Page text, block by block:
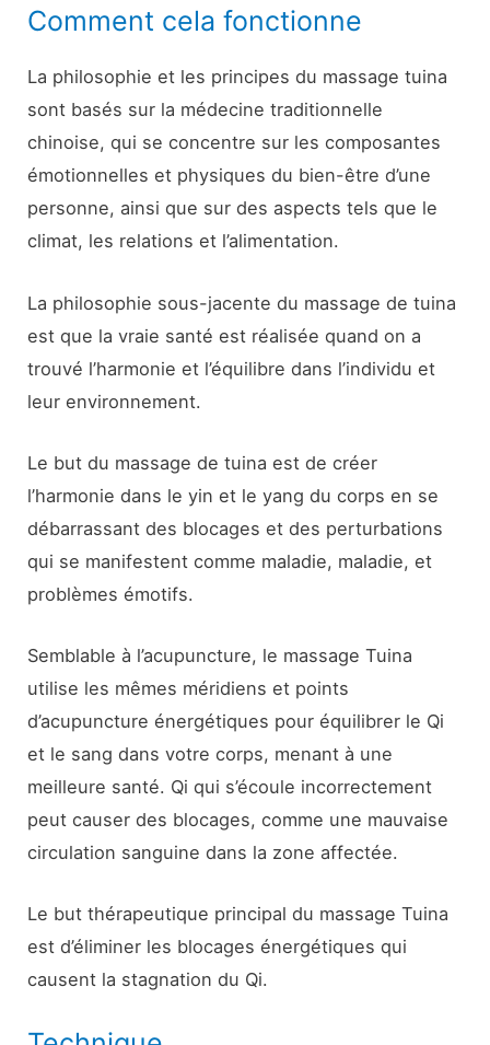
Comment cela fonctionne
La philosophie et les principes du massage tuina
sont basés sur la médecine traditionnelle
chinoise, qui se concentre sur les composantes
émotionnelles et physiques du bien-être d’une
personne, ainsi que sur des aspects tels que le
climat, les relations et l’alimentation.
La philosophie sous-jacente du massage de tuina
est que la vraie santé est réalisée quand on a
trouvé l’harmonie et l’équilibre dans l’individu et
leur environnement.
Le but du massage de tuina est de créer
l’harmonie dans le yin et le yang du corps en se
débarrassant des blocages et des perturbations
qui se manifestent comme maladie, maladie, et
problèmes émotifs.
Semblable à l’acupuncture, le massage Tuina
utilise les mêmes méridiens et points
d’acupuncture énergétiques pour équilibrer le Qi
et le sang dans votre corps, menant à une
meilleure santé. Qi qui s’écoule incorrectement
peut causer des blocages, comme une mauvaise
circulation sanguine dans la zone affectée.
Le but thérapeutique principal du massage Tuina
est d’éliminer les blocages énergétiques qui
causent la stagnation du Qi.